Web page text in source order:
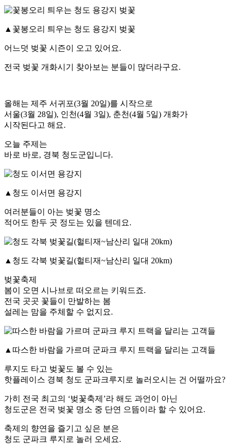
▲꽃봉오리 틔우는 청도 용강지 벚꽃
어느덧 벚꽃 시즌이 오고 있어요.
전국 벚꽃 개화시기 찾아보는 분들이 많더라구요.
올해는 제주 서귀포(3월 20일)를 시작으로
서울(3월 28일), 인천(4월 3일), 춘천(4월 5일) 개화가
시작된다고 해요.
오늘 주제는
바로 바로, 경북 청도군입니다.
▲청도 이서면 용강지
여러분들이 아는 벚꽃 명소
적어도 한두 곳 정도는 있을 텐데요.
▲청도 각북 벚꽃길(헐티재~남산리 일대 20km)
벚꽃축제
봄이 오면 시나브로 떠오르는 키워드죠.
전국 곳곳 꽃들이 만발하는 봄
설레는 맘을 주체할 수 없지요.
▲따스한 바람을 가르며 군파크 루지 트랙을 달리는 고객들
루지도 타고 벚꽃도 볼 수 있는
핫플레이스 경북 청도 군파크루지로 놀러오시는 건 어떨까요?
가히 전국 최고의 ‘벚꽃축제’라 해도 과언이 아닌
청도군은 전국 벚꽃 명소 중 단연 으뜸이라 할 수 있어요.
축제의 향연을 즐기고 싶은 분은
청도 군파크 루지로 놀러 오세요.